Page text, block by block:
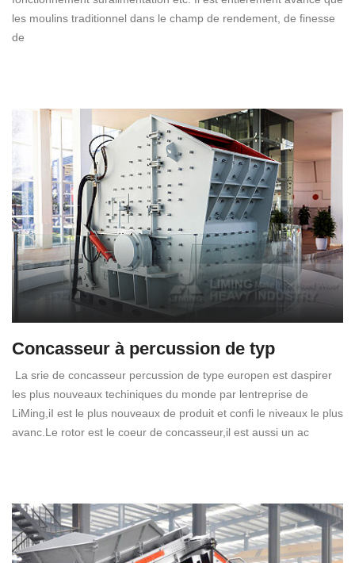
les moulins traditionnel dans le champ de rendement, de finesse
de
Concasseur à percussion de typ
La srie de concasseur percussion de type europen est daspirer
les plus nouveaux techiniques du monde par lentreprise de
LiMing,iI est le plus nouveaux de produit et confi le niveaux le plus
avanc.Le rotor est le coeur de concasseur,il est aussi un ac